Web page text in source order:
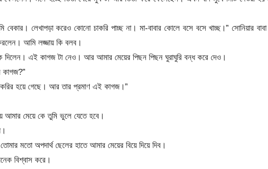
লেখাপড়া করেও কোনো চাকরি পাচ্ছ না। মা-বাবার কোলে বসে বসে খাচ্ছ।” সোনিয়ার
আমি লজ্জায় কি বলব।
দিলেন। এই কাগজ টা নেও। আর আমার মেয়ের পিছন পিছন ঘুরাঘুরি বন্ধ করে দেও।
হয়ে গেছে। আর তার প্রমাণ এই কাগজ।”
আমার মেয়ে কে তুমি ভুলে যেতে হবে।
মতো অপদার্থ ছেলের হাতে আমার মেয়ের বিয়ে দিয়ে দিব।
বিশ্বাস করে।